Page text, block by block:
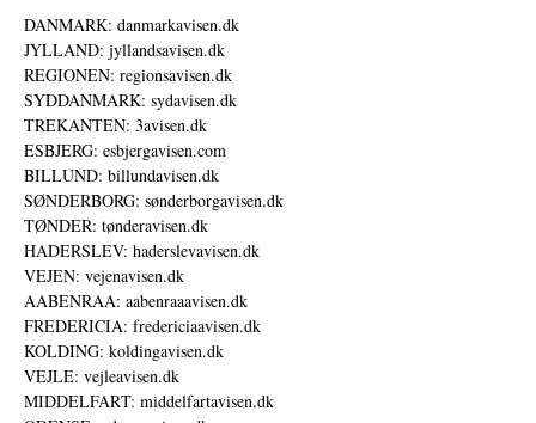
DANMARK: danmarkavisen.dk
JYLLAND: jyllandsavisen.dk
REGIONEN: regionsavisen.dk
SYDDANMARK: sydavisen.dk
TREKANTEN: 3avisen.dk
ESBJERG: esbjergavisen.com
BILLUND: billundavisen.dk
SØNDERBORG: sønderborgavisen.dk
TØNDER: tønderavisen.dk
HADERSLEV: haderslevavisen.dk
VEJEN: vejenavisen.dk
AABENRAA: aabenraaavisen.dk
FREDERICIA: fredericiaavisen.dk
KOLDING: koldingavisen.dk
VEJLE: vejleavisen.dk
MIDDELFART: middelfartavisen.dk